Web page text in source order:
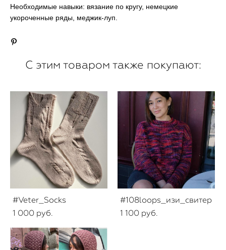
Необходимые навыки: вязание по кругу, немецкие
укороченные ряды, меджик-луп.
С этим товаром также покупают:
#Veter_Socks
1 000 pуб.
#108loops_изи_свитер
1 100 pуб.